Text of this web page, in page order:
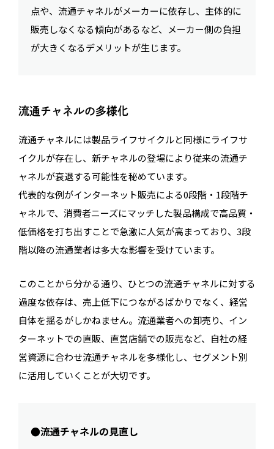
点や、流通チャネルがメーカーに依存し、主体的に
販売しなくなる傾向があるなど、メーカー側の負担
が大きくなるデメリットが生じます。
流通チャネルの多様化
流通チャネルには製品ライフサイクルと同様にライフサ
イクルが存在し、新チャネルの登場により従来の流通チ
ャネルが衰退する可能性を秘めています。
代表的な例がインターネット販売による0段階・1段階チ
ャネルで、消費者ニーズにマッチした製品構成で高品質・
低価格を打ち出すことで急激に人気が高まっており、3段
階以降の流通業者は多大な影響を受けています。
このことから分かる通り、ひとつの流通チャネルに対する
過度な依存は、売上低下につながるばかりでなく、経営
自体を揺るがしかねません。流通業者への卸売り、イン
ターネットでの直販、直営店舗での販売など、自社の経
営資源に合わせ流通チャネルを多様化し、セグメント別
に活用していくことが大切です。
●流通チャネルの見直し